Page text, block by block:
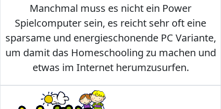
Manchmal muss es nicht ein Power
Spielcomputer sein, es reicht sehr oft eine
sparsame und energieschonende PC Variante,
um damit das Homeschooling zu machen und
etwas im Internet herumzusurfen.